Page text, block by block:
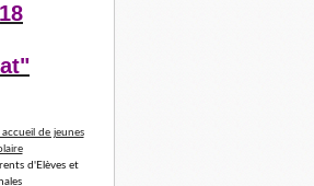
d'Elèves et